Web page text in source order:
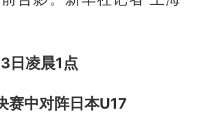
日凌晨1点
赛中对阵日本U17